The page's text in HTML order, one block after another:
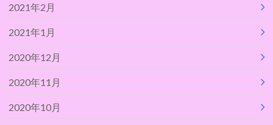
2021年2月
2021年1月
2020年12月
2020年11月
2020年10月